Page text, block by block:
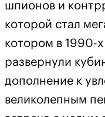
шпионов и
которой стал
котором в 1990-
развернули
дополнение к
великолепным